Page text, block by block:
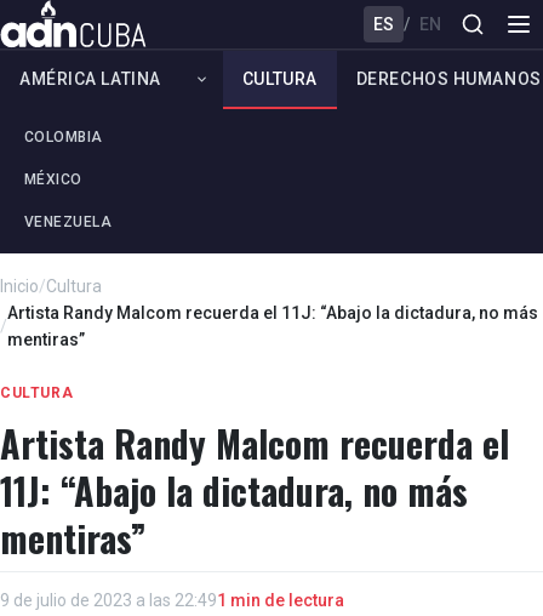
ES / EN
AMÉRICA LATINA
COLOMBIA
MÉXICO
VENEZUELA
CULTURA DERECHOS HUMANOS
Inicio/Cultura
/
Artista Randy Malcom recuerda el 11J: “Abajo la dictadura, no más
mentiras”
CULTURA
Artista Randy Malcom recuerda el
11J: “Abajo la dictadura, no más
mentiras”
9 de julio de 2023 a las 22:491 min de lectura